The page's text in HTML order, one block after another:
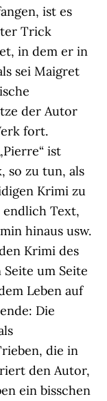
ist es
Trick
in dem er in
sei Maigret
der Autor
fort.
ist
so zu tun, als
Krimi zu
Text,
hinaus usw.
Krimi des
um Seite
Leben auf
Die
die in
den Autor,
ein bisschen